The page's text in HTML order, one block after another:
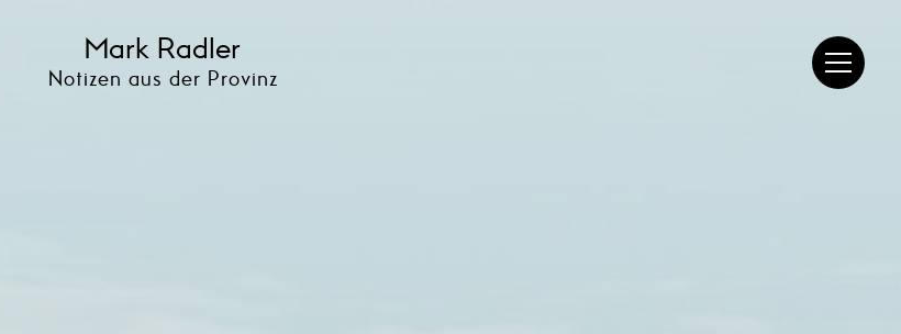
Mark Radler
Notizen aus der Provinz